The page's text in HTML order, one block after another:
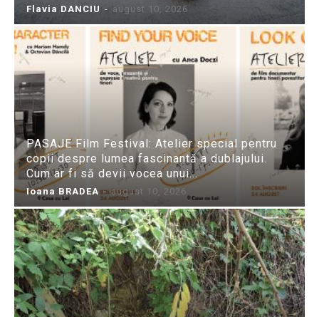
Flavia DANCIU - august 10, 2026
PASAJE Film Festival: Atelier special pentru
copii despre lumea fascinantă a dublajului.
Cum ar fi să devii vocea unui...
Ioana BRADEA - august 10, 2026